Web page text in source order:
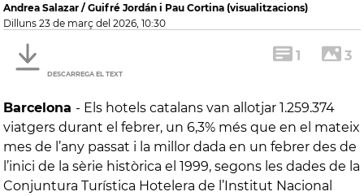
Andrea Salazar / Guifré Jordán i Pau Cortina (visualitzacions)
dilluns 23 de març del 2026, 10:30
DESCARREGA EL TEXT
1 3
Barcelona - Els hotels catalans van allotjar 1.259.374
viatgers durant el febrer, un 6,3% més que en el mateix
mes de l’any passat i la millor dada en un febrer des de
l’inici de la sèrie històrica el 1999, segons les dades de la
Conjuntura Turística Hotelera de l’Institut Nacional